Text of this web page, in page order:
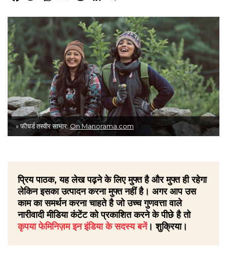
» फीचर्ड तस्वीर साभार:On Manorama.com
प्रिय पाठक, यह लेख पढ़ने के लिए मुफ्त है और मुफ्त ही रहेगा
लेकिन इसका उत्पादन करना मुफ्त नहीं है। अगर आप उस
काम का समर्थन करना चाहते है जो उच्च गुणवत्ता वाले
नारीवादी मीडिया कंटेंट को प्रकाशित करने के पीछे है तो
कृपया फेमिनिज़म इन इंडिया के सदस्य बनें। शुक्रिया।